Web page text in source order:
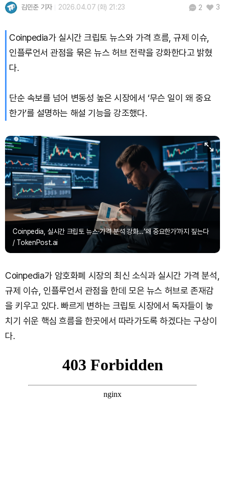
김민준 기자 2026.04.07 (화) 21:23 2 3
Coinpedia가 실시간 크립토 뉴스와 가격 흐름, 규제 이슈,
인플루언서 관점을 묶은 뉴스 허브 전략을 강화한다고 밝혔
다.
단순 속보를 넘어 변동성 높은 시장에서 ‘무슨 일이 왜 중요
한가’를 설명하는 해설 기능을 강조했다.
Coinpedia, 실시간 크립토 뉴스·가격 분석 강화…‘왜 중요한가’까지 짚는다
/ TokenPost.ai
Coinpedia가 암호화폐 시장의 최신 소식과 실시간 가격 분석,
규제 이슈, 인플루언서 관점을 한데 모은 뉴스 허브로 존재감
을 키우고 있다. 빠르게 변하는 크립토 시장에서 독자들이 놓
치기 쉬운 핵심 흐름을 한곳에서 따라가도록 하겠다는 구상이
다.